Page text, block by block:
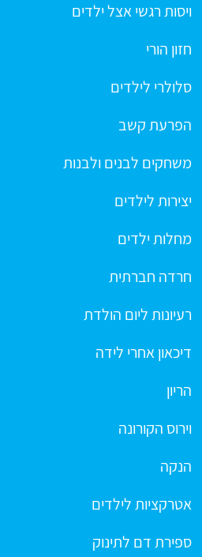
ויסות רגשי אצל ילדים
חזון הורי
סלולרי לילדים
הפרעת קשב
משחקים לבנים ולבנות
יצירות לילדים
מחלות ילדים
חרדה חברתית
רעיונות ליום הולדת
דיכאון אחרי לידה
הריון
וירוס הקורונה
הנקה
אטרקציות לילדים
ספירת דם לתינוק